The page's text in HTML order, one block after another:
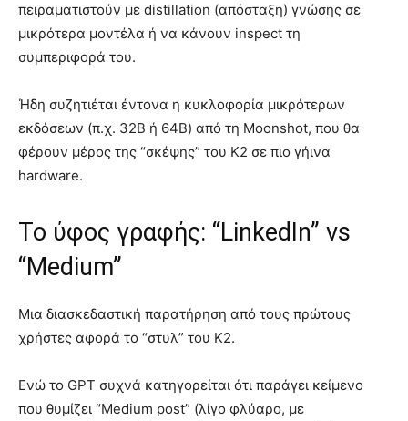
πειραματιστούν με distillation (απόσταξη) γνώσης σε
μικρότερα μοντέλα ή να κάνουν inspect τη
συμπεριφορά του.
Ήδη συζητιέται έντονα η κυκλοφορία μικρότερων
εκδόσεων (π.χ. 32B ή 64B) από τη Moonshot, που θα
φέρουν μέρος της “σκέψης” του K2 σε πιο γήινα
hardware.
Το ύφος γραφής: “LinkedIn” vs
“Medium”
Μια διασκεδαστική παρατήρηση από τους πρώτους
χρήστες αφορά το “στυλ” του K2.
Ενώ το GPT συχνά κατηγορείται ότι παράγει κείμενο
που θυμίζει “Medium post” (λίγο φλύαρο, με